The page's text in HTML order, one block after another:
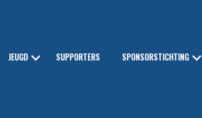
JEUGD SUPPORTERS SPONSORSTICHTING